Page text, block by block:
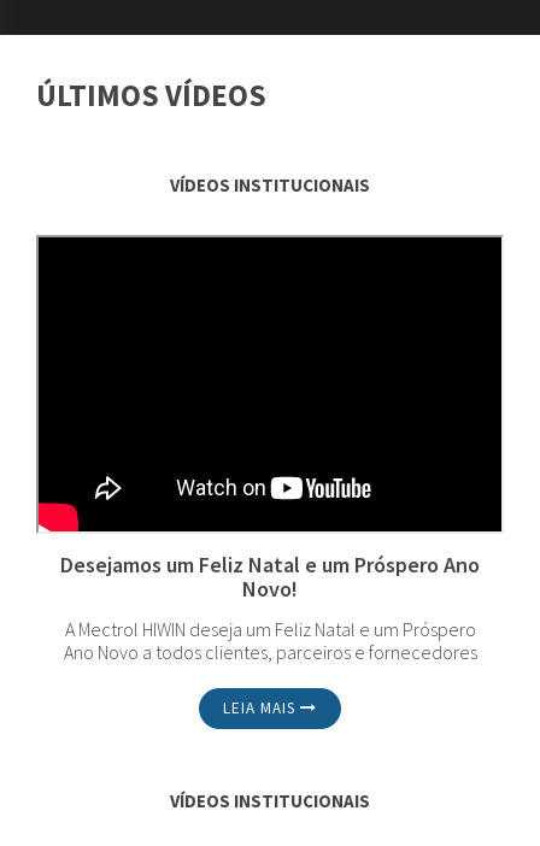
ÚLTIMOS VÍDEOS
VÍDEOS INSTITUCIONAIS
Desejamos um Feliz Natal e um Próspero Ano
Novo!
A Mectrol HIWIN deseja um Feliz Natal e um Próspero
Ano Novo a todos clientes, parceiros e fornecedores
LEIA MAIS
VÍDEOS INSTITUCIONAIS